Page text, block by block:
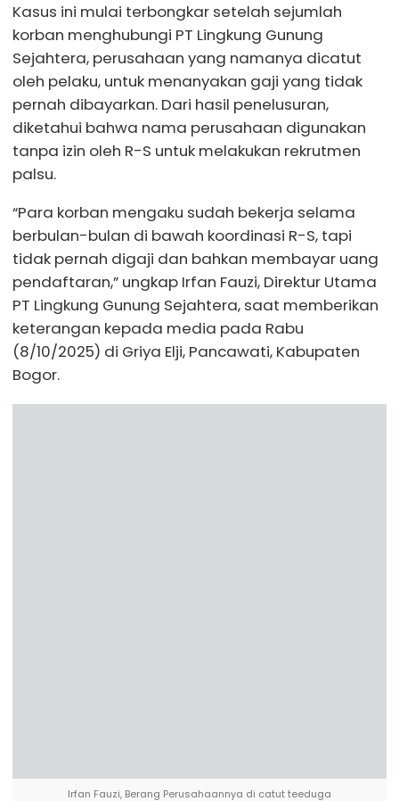
Kasus ini mulai terbongkar setelah sejumlah
korban menghubungi PT Lingkung Gunung
Sejahtera, perusahaan yang namanya dicatut
oleh pelaku, untuk menanyakan gaji yang tidak
pernah dibayarkan. Dari hasil penelusuran,
diketahui bahwa nama perusahaan digunakan
tanpa izin oleh R-S untuk melakukan rekrutmen
palsu.
“Para korban mengaku sudah bekerja selama
berbulan-bulan di bawah koordinasi R-S, tapi
tidak pernah digaji dan bahkan membayar uang
pendaftaran,” ungkap Irfan Fauzi, Direktur Utama
PT Lingkung Gunung Sejahtera, saat memberikan
keterangan kepada media pada Rabu
(8/10/2025) di Griya Elji, Pancawati, Kabupaten
Bogor.
Irfan Fauzi, Berang Perusahaannya di catut teeduga